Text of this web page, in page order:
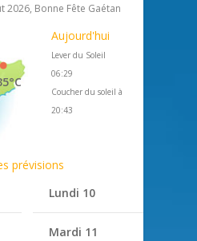
2026, Bonne Fête Gaétan
Aujourd'hui
Lever du Soleil
06:29
Coucher du soleil à
20:43
prévisions
Lundi 10
Mardi 11